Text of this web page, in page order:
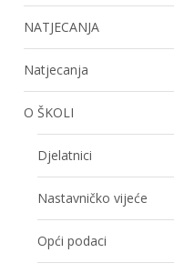
NATJECANJA
Natjecanja
O ŠKOLI
Djelatnici
Nastavničko vijeće
Opći podaci